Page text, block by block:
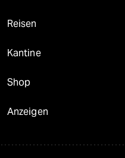
Reisen
Kantine
Shop
Anzeigen